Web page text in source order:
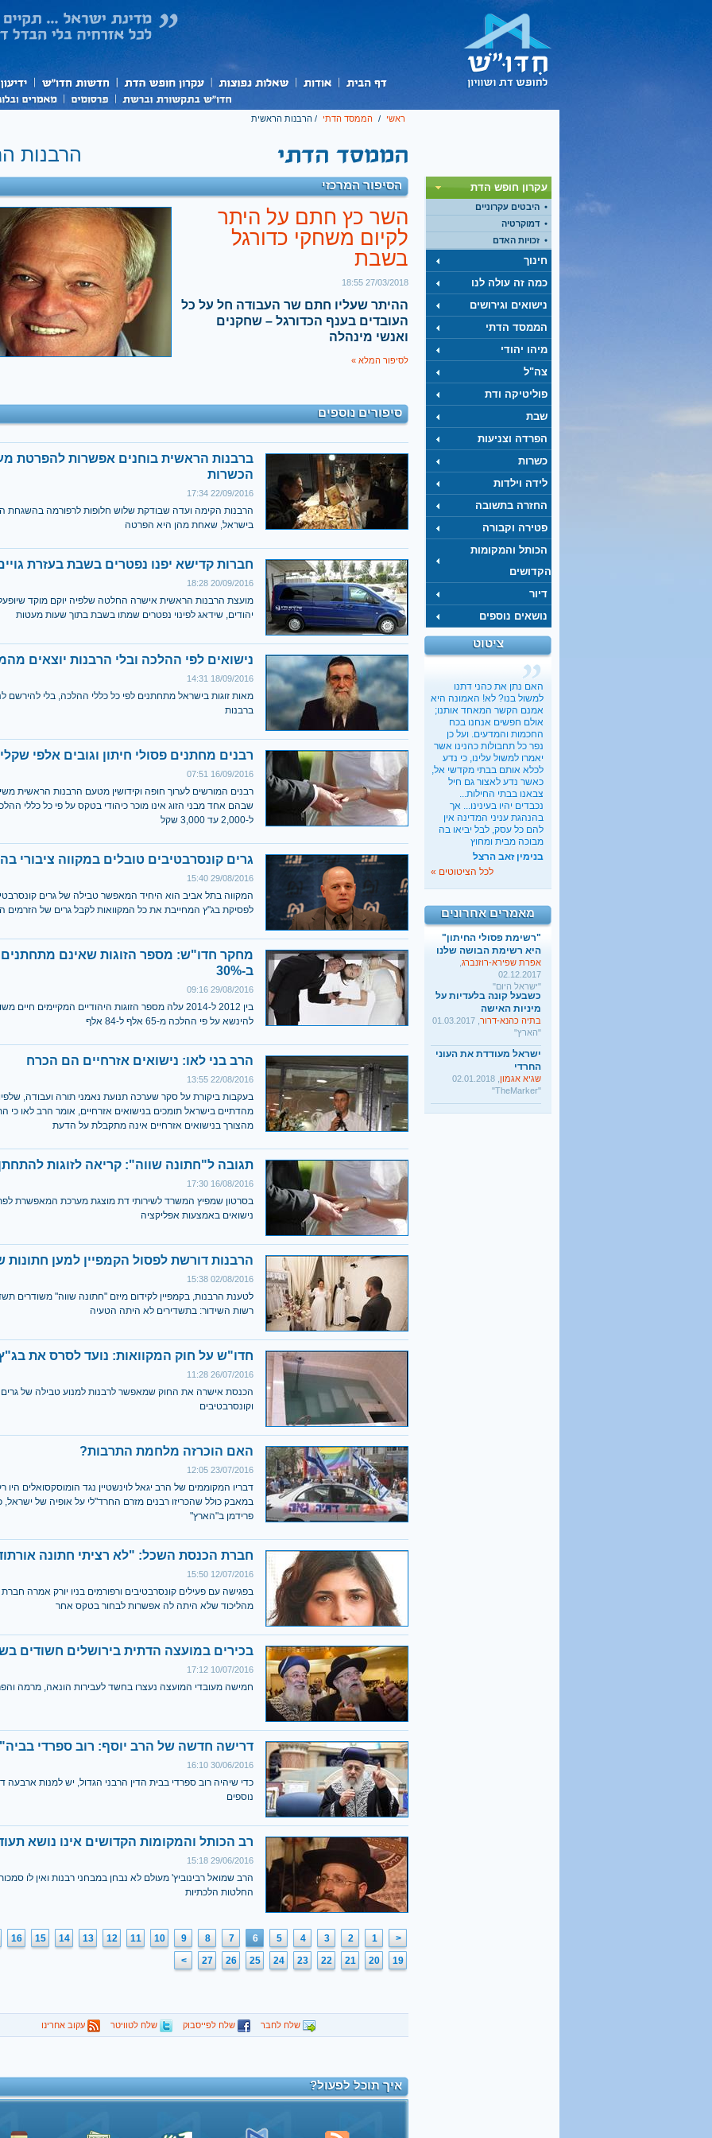
ראשי / הממסד הדתי / הרבנות הראשית
הרבנות
עקרון חופש הדת
היבטים עקרוניים
דמוקרטיה
זכויות האדם
חינוך
כמה זה עולה לנו
נישואים וגירושים
הממסד הדתי
מיהו יהודי
צה"ל
פוליטיקה ודת
שבת
הפרדה וצניעות
כשרות
לידה וילדות
החזרה בתשובה
פטירה וקבורה
הכותל והמקומות
הקדושים
דיור
נושאים נוספים
ציטוט
האם נתן את כהני דתנו
למשול בנו? לא! האמונה היא
אמנם הקשר המאחד אותנו;
אולם חפשים אנחנו בכח
החכמות והמדעים. ועל כן
נפר כל תחבולות כהנינו אשר
יאמרו למשול עלינו, כי נדע
לכלא אותם בבתי מקדשי אל,
כאשר נדע לאצור גם חיל
צבאנו בבתי החילות...
נכבדים יהיו בעינינו... אך
בהנהגת עניני המדינה אין
להם כל עסק, לבל יביאו בה
מבוכה מבית ומחוץ
בנימין זאב הרצל
לכל הציטוטים »
מאמרים אחרונים
כשבעל קונה בלעדיות על
מיניות האישה
בתיה כהנא-דרור , 01.03.2017
"הארץ"
ישראל מעודדת את העוני
החרדי
שגיא אגמון , 02.01.2018
"TheMarker"
הבא מאבק דת
גלעד קריב, 09.01.2018
"הארץ"
"רשימת פסולי החיתון"
היא רשימת הבושה שלנו
אפרת שפירא-רוזנברג
02.12.2017
"ישראל היום"
כשבעל קונה בלעדיות על
מיניות האישה
בתיה כהנא-דרור
"הארץ"
ישראל מעודדת את העוני
החרדי
שגיא אגמון
"TheMarker"
היו שלום מרכולים. ברוך
הסיפור המרכזי
השר כץ חתם על היתר
לקיום משחקי כדורגל
בשבת
27/03/2018 18:55
ההיתר שעליו חתם שר העבודה חל על כל
העובדים בענף הכדורגל – שחקנים
ואנשי מינהלה
לסיפור המלא »
סיפורים נוספים
ברבנות הראשית בוחנים אפשרות להפרטת
הכשרות
22/09/2016 17:34
הרבנות הקימה ועדה שבודקת שלוש חלופות לרפורמה בהשגחת
בישראל, שאחת מהן היא הפרטה
חברות קדישא יפנו נפטרים בשבת בעזרת
20/09/2016 18:28
מועצת הרבנות הראשית אישרה החלטה שלפיה יוקם מוקד
יהודים, שידאג לפינוי נפטרים שמתו בשבת בתוך שעות מעטות
נישואים לפי ההלכה ובלי הרבנות יוצאים
18/09/2016 14:31
מאות זוגות בישראל מתחתנים לפי כל כללי ההלכה, בלי להירשם
ברבנות
רבנים מחתנים פסולי חיתון וגובים אלפי
16/09/2016 07:51
רבנים המורשים לערוך חופה וקידושין מטעם הרבנות הראשית
שבהם אחד מבני הזוג אינו מוכר כיהודי בטקס על פי כל כללי
ל-2,000 עד 3,000 שקל
גרים קונסרבטיבים טובלים במקווה ציבורי
29/08/2016 15:40
המקווה בתל אביב הוא היחיד המאפשר טבילה של גרים
לפסיקת בג"ץ המחייבת את כל המקוואות לקבל גרים של הזרמים
מחקר חדו"ש: מספר הזוגות שאינם
ב-30%
29/08/2016 09:16
בין 2012 ל-2014 עלה מספר הזוגות היהודיים המקיימים חיים
להינשא על פי ההלכה מ-65 אלף ל-84 אלף
הרב בני לאו: נישואים אזרחיים הם הכרח
22/08/2016 13:55
בעקבות ביקורת על סקר שערכה תנועת נאמני תורה ועבודה,
מהדתיים בישראל תומכים בנישואים אזרחיים, אומר הרב לאו כי
מהצורך בנישואים אזרחיים אינה מתקבלת על הדעת
תגובה ל"חתונה שווה": קריאה לזוגות
16/08/2016 17:30
בסרטון שמפיץ המשרד לשירותי דת מוצגת מערכת המאפשרת
נישואים באמצעות אפליקציה
הרבנות דורשת לפסול הקמפיין למען חתונות
02/08/2016 15:38
לטענת הרבנות, בקמפיין לקידום מיזם "חתונה שווה" משודרים
רשות השידור: בתשדירים לא היתה הטעיה
חדו"ש על חוק המקוואות: נועד לסרס את
26/07/2016 11:28
הכנסת אישרה את החוק שמאפשר לרבנות למנוע טבילה של גרים
וקונסרבטיבים
האם הוכרזה מלחמת התרבות?
23/07/2016 12:05
דבריו המקוממים של הרב יגאל לוינשטיין נגד הומוסקסואלים
במאבק כולל שהכריזו רבנים מזרם החרד"לי על אופיה של ישראל,
פרידמן ב"הארץ"
חברת הכנסת השכל: "לא רציתי חתונה
12/07/2016 15:50
בפגישה עם פעילים קונסרבטיבים ורפורמים בניו יורק אמרה
מהליכוד שלא היתה לה אפשרות לבחור בטקס אחר
בכירים במועצה הדתית בירושלים חשודים
10/07/2016 17:12
חמישה מעובדי המועצה נעצרו בחשד לעבירות הונאה, מרמה
דרישה חדשה של הרב יוסף: רוב ספרדי
30/06/2016 16:10
כדי שיהיה רוב ספרדי בבית הדין הרבני הגדול, יש למנות ארבעה
נוספים
רב הכותל והמקומות הקדושים אינו נושא
29/06/2016 15:18
הרב שמואל רבינוביץ' מעולם לא נבחן במבחני רבנות ואין לו
החלטות הלכתיות
<
1
2
3
4
5
6
7
8
9
10
11
12
13
14
15
16
19
20
21
22
23
24
25
26
27
>
שלח לחבר שלח לפייסבוק שלח לטוויטר עקוב אחרינו
איך תוכל לפעול?